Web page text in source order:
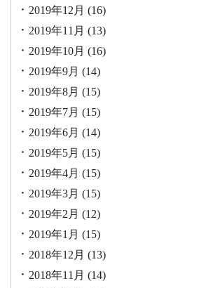
2019年12月 (16)
2019年11月 (13)
2019年10月 (16)
2019年9月 (14)
2019年8月 (15)
2019年7月 (15)
2019年6月 (14)
2019年5月 (15)
2019年4月 (15)
2019年3月 (15)
2019年2月 (12)
2019年1月 (15)
2018年12月 (13)
2018年11月 (14)